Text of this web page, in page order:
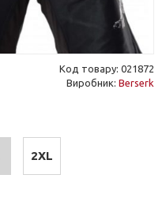
Код товару: 021872
Виробник: Berserk
2XL